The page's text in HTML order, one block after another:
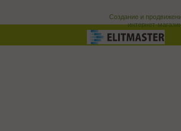
Создание и
интернет-